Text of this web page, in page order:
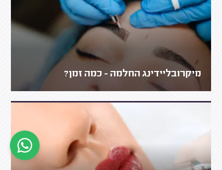
מיקרובליידינג החלמה - כמה זמן?